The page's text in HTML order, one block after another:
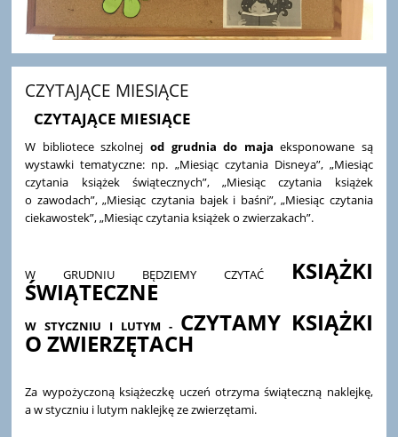
CZYTAJĄCE MIESIĄCE
CZYTAJĄCE MIESIĄCE
W bibliotece szkolnej od grudnia do maja eksponowane są
wystawki tematyczne: np. „Miesiąc czytania Disneya”, „Miesiąc
czytania książek świątecznych”, „Miesiąc czytania książek
o zawodach”, „Miesiąc czytania bajek i baśni”, „Miesiąc czytania
ciekawostek”, „Miesiąc czytania książek o zwierzakach”.
W GRUDNIU BĘDZIEMY CZYTAĆ KSIĄŻKI
ŚWIĄTECZNE
W STYCZNIU I LUTYM - CZYTAMY KSIĄŻKI
O ZWIERZĘTACH
Za wypożyczoną książeczkę uczeń otrzyma świąteczną naklejkę,
a w styczniu i lutym naklejkę ze zwierzętami.